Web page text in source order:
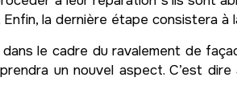
la dernière étape consistera à
le cadre du ravalement de
un nouvel aspect. C’est dire